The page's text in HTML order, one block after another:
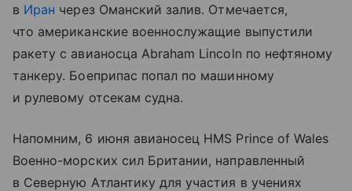
в Иран через Оманский залив. Отмечается,
что американские военнослужащие выпустили
ракету с авианосца Abraham Lincoln по нефтяному
танкеру. Боеприпас попал по машинному
и рулевому отсекам судна.
Напомним, 6 июня авианосец HMS Prince of Wales
Военно-морских сил Британии, направленный
в Северную Атлантику для участия в учениях